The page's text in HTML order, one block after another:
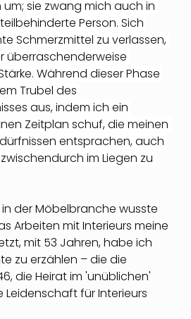
sie zwang mich auch in
Person. Sich
Schmerzmittel zu verlassen,
überraschenderweise
Während dieser Phase
Trubel des
aus, indem ich ein
Zeitplan schuf, die meinen
entsprachen, auch
im Liegen zu
der Möbelbranche wusste
Arbeiten mit Interieurs meine
mit 53 Jahren, habe ich
zu erzählen – die die
die Heirat im 'unüblichen'
Leidenschaft für Interieurs